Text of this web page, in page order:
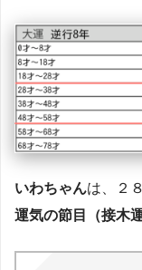
いわちゃんは、２
運気の節目（接木運